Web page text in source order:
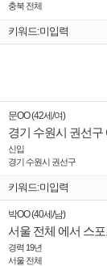
충북 전체
키워드:미입력
문OO(42세 /여)
신입
경기 수원시 권선구
키워드:미입력
박OO(40세 /남)
경력 19년
서울 전체